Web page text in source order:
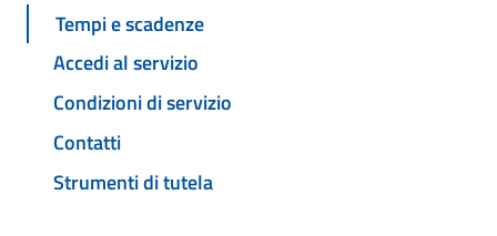
Tempi e scadenze
Accedi al servizio
Condizioni di servizio
Contatti
Strumenti di tutela